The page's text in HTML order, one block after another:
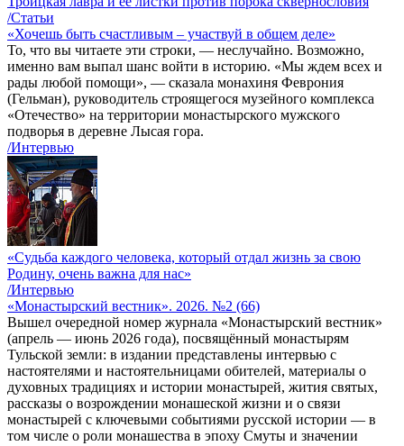
/Статьи
«Хочешь быть счастливым – участвуй в общем деле»
То, что вы читаете эти строки, — неслучайно. Возможно,
именно вам выпал шанс войти в историю. «Мы ждем всех и
рады любой помощи», — сказала монахиня Феврония
(Гельман), руководитель строящегося музейного комплекса
«Отечество» на территории монастырского мужского
подворья в деревне Лысая гора.
/Интервью
«Судьба каждого человека, который отдал жизнь за свою
Родину, очень важна для нас»
/Интервью
«Монастырский вестник». 2026. №2 (66)
Вышел очередной номер журнала «Монастырский вестник»
(апрель — июнь 2026 года), посвящённый монастырям
Тульской земли: в издании представлены интервью с
настоятелями и настоятельницами обителей, материалы о
духовных традициях и истории монастырей, жития святых,
рассказы о возрождении монашеской жизни и о связи
монастырей с ключевыми событиями русской истории — в
том числе о роли монашества в эпоху Смуты и значении